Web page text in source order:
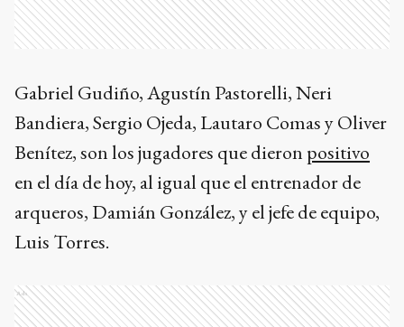
Gabriel Gudiño, Agustín Pastorelli, Neri
Bandiera, Sergio Ojeda, Lautaro Comas y Oliver
Benítez, son los jugadores que dieron positivo
en el día de hoy, al igual que el entrenador de
arqueros, Damián González, y el jefe de equipo,
Luis Torres.
Ads